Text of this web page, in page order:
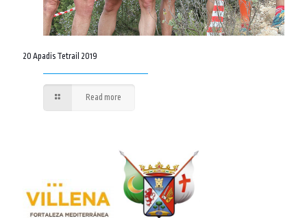
20 Apadis Tetrail 2019
Read more